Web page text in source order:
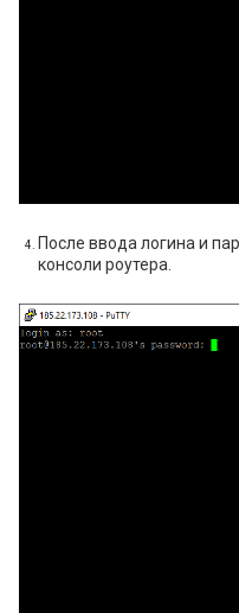
После ввода логина и
консоли роутера.